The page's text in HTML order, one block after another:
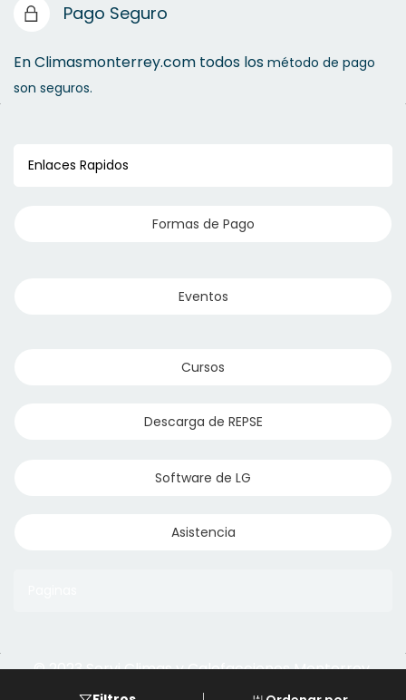
Pago Seguro
En Climasmonterrey.com todos los método de pago
son seguros.
Enlaces Rapidos
Formas de Pago
Eventos
Cursos
Descarga de REPSE
Software de LG
Asistencia
Aqua Aero
© 2023 Servi Climas y Calefacciones Monterrey
Powered by Climasmonterrey.com